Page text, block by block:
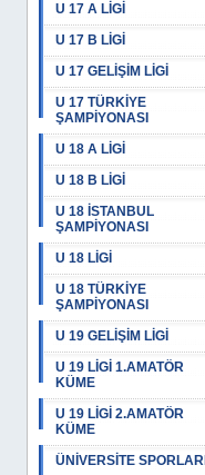
U 17 A LİGİ
U 17 B LİGİ
U 17 GELİŞİM LİGİ
U 17 TÜRKİYE
ŞAMPİYONASI
U 18 A LİGİ
U 18 B LİGİ
U 18 İSTANBUL
ŞAMPİYONASI
U 18 LİGİ
U 18 TÜRKİYE
ŞAMPİYONASI
U 19 GELİŞİM LİGİ
U 19 LİGİ 1.AMATÖR
KÜME
U 19 LİGİ 2.AMATÖR
KÜME
ÜNİVERSİTE SPORLARI